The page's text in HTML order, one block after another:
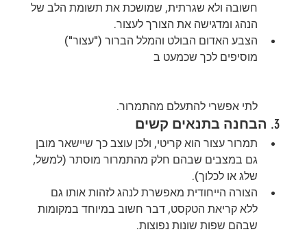
חשובה ולא שגרתית, שמושכת את תשומת הלב של
הנהג ומדגישה את הצורך לעצור.
הצבע האדום הבולט והמלל הברור ("עצור")
מוסיפים לכך שכמעט ב
לתי אפשרי להתעלם מהתמרור.
3. הבחנה בתנאים קשים
תמרור עצור הוא קריטי, ולכן עוצב כך שיישאר מובן
גם במצבים שבהם חלק מהתמרור מוסתר (למשל,
שלג או לכלוך).
הצורה הייחודית מאפשרת לנהג לזהות אותו גם
ללא קריאת הטקסט, דבר חשוב במיוחד במקומות
שבהם שפות שונות נפוצות.